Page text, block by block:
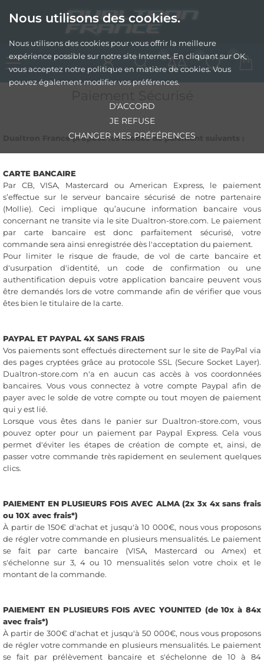
Nous utilisons des cookies.
Nous utilisons des cookies pour vous offrir la meilleure
expérience possible sur notre site Internet. En cliquant sur OK,
vous acceptez notre politique en matière de cookies. Vous
pouvez également modifier vos préférences.
D'ACCORD
JE REFUSE
CHANGER MES PRÉFÉRENCES
0 0 0
Dualtron France propose les modes de paiement suivants :
CARTE BANCAIRE
Par CB, VISA, Mastercard ou American Express, le paiement
s’effectue sur le serveur bancaire sécurisé de notre partenaire
(Mollie). Ceci implique qu’aucune information bancaire vous
concernant ne transite via le site Dualtron-store.com. Le paiement
par carte bancaire est donc parfaitement sécurisé, votre
commande sera ainsi enregistrée dès l'acceptation du paiement.
Pour limiter le risque de fraude, de vol de carte bancaire et
d'usurpation d'identité, un code de confirmation ou une
authentification depuis votre application bancaire peuvent vous
être demandés lors de votre commande afin de vérifier que vous
êtes bien le titulaire de la carte.
PAYPAL ET PAYPAL 4X SANS FRAIS
Vos paiements sont effectués directement sur le site de PayPal via
des pages cryptées grâce au protocole SSL (Secure Socket Layer).
Dualtron-store.com n'a en aucun cas accès à vos coordonnées
bancaires. Vous vous connectez à votre compte Paypal afin de
payer avec le solde de votre compte ou tout moyen de paiement
qui y est lié.
Lorsque vous êtes dans le panier sur Dualtron-store.com, vous
pouvez opter pour un paiement par Paypal Express. Cela vous
permet d'éviter les étapes de création de compte et, ainsi, de
passer votre commande très rapidement en seulement quelques
clics.
PAIEMENT EN PLUSIEURS FOIS AVEC ALMA (2x 3x 4x sans frais
ou 10X avec frais*)
À partir de 150€ d'achat et jusqu'à 10 000€, nous vous proposons
de régler votre commande en plusieurs mensualités. Le paiement
se fait par carte bancaire (VISA, Mastercard ou Amex) et
s'échelonne sur 3, 4 ou 10 mensualités selon votre choix et le
montant de la commande.
PAIEMENT EN PLUSIEURS FOIS AVEC YOUNITED (de 10x à 84x
avec frais*)
À partir de 300€ d'achat et jusqu'à 50 000€, nous vous proposons
de régler votre commande en plusieurs mensualités. Le paiement
se fait par prélèvement bancaire et s'échelonne de 10 à 84